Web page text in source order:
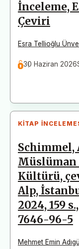
İnceleme,
Çeviri
Esra Tellioğlu
30 Haziran 2026
KITAP
Schimmel,
Kültürü,
Alp,
2024, 159
7646-96-5
Mehmet Emin